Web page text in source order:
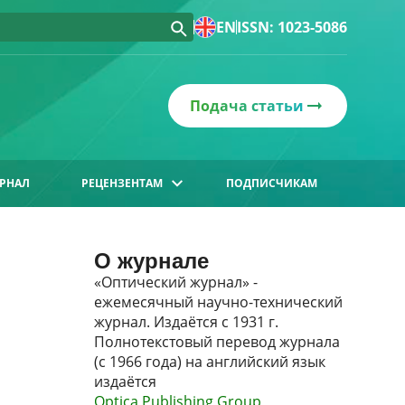
ENISSN: 1023-5086
Подача статьи
РЕЦЕНЗЕНТАМ ПОДПИСЧИКАМ
О журнале
«Оптический журнал» -
ежемесячный научно-технический
журнал. Издаётся с 1931 г.
Полнотекстовый перевод журнала
(с 1966 года) на английский язык
издаётся